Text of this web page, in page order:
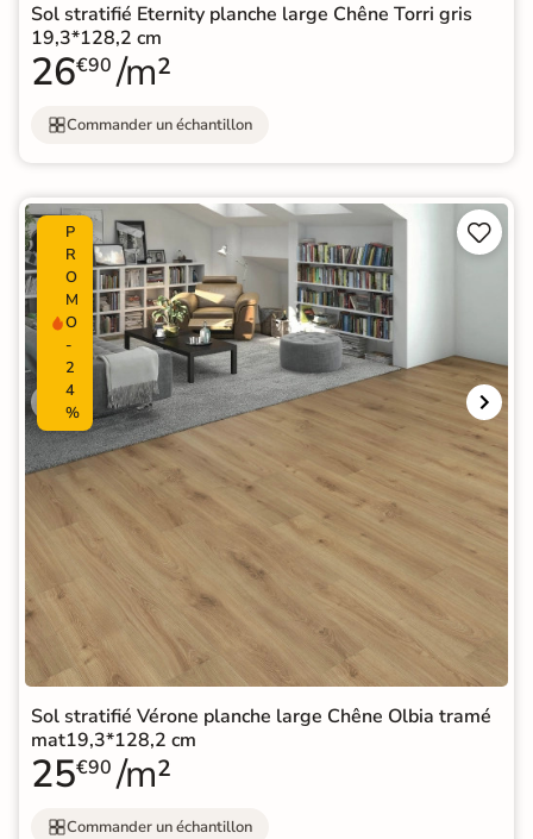
Sol stratifié Eternity planche large Chêne Torri gris
19,3*128,2 cm
26€90 /m²
Commander un échantillon
P
R
O
M
O
-
2
4
%


Sol stratifié Vérone planche large Chêne Olbia tramé
mat19,3*128,2 cm
25€90 /m²
Commander un échantillon